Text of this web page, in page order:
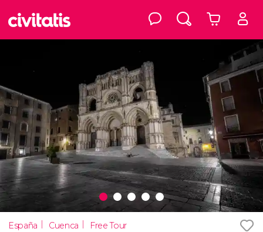
España Cuenca Free Tour